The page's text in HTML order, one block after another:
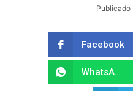
Publicado
Facebook
WhatsApp